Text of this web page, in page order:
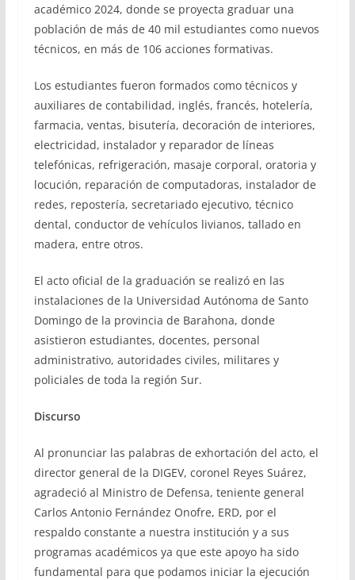
académico 2024, donde se proyecta graduar una
población de más de 40 mil estudiantes como nuevos
técnicos, en más de 106 acciones formativas.
Los estudiantes fueron formados como técnicos y
auxiliares de contabilidad, inglés, francés, hotelería,
farmacia, ventas, bisutería, decoración de interiores,
electricidad, instalador y reparador de líneas
telefónicas, refrigeración, masaje corporal, oratoria y
locución, reparación de computadoras, instalador de
redes, repostería, secretariado ejecutivo, técnico
dental, conductor de vehículos livianos, tallado en
madera, entre otros.
El acto oficial de la graduación se realizó en las
instalaciones de la Universidad Autónoma de Santo
Domingo de la provincia de Barahona, donde
asistieron estudiantes, docentes, personal
administrativo, autoridades civiles, militares y
policiales de toda la región Sur.
Discurso
Al pronunciar las palabras de exhortación del acto, el
director general de la DIGEV, coronel Reyes Suárez,
agradeció al Ministro de Defensa, teniente general
Carlos Antonio Fernández Onofre, ERD, por el
respaldo constante a nuestra institución y a sus
programas académicos ya que este apoyo ha sido
fundamental para que podamos iniciar la ejecución